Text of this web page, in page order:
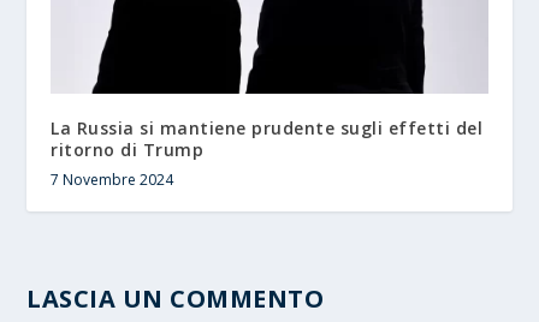
La Russia si mantiene prudente sugli effetti del
ritorno di Trump
7 Novembre 2024
LASCIA UN COMMENTO